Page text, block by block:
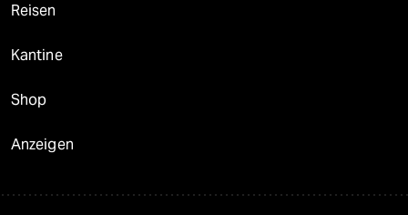
Reisen
Kantine
Shop
Anzeigen